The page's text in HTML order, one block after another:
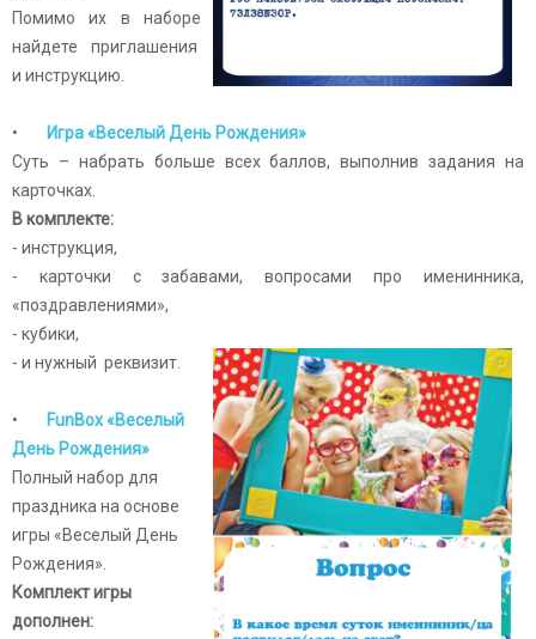
Помимо их в наборе
найдете приглашения
и инструкцию.
•
Игра «Веселый День Рождения»
Суть – набрать больше всех баллов, выполнив задания на
карточках.
В комплекте:
- инструкция,
- карточки с забавами, вопросами про именинника,
«поздравлениями»,
- кубики,
- и нужный реквизит.
•
FunBox «Веселый
День Рождения»
Полный набор для
праздника на основе
игры «Веселый День
Рождения».
Комплект игры
дополнен: